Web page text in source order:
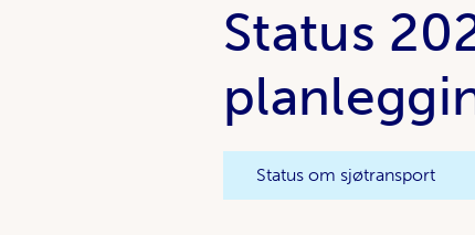
Status
Status om sjøtransport